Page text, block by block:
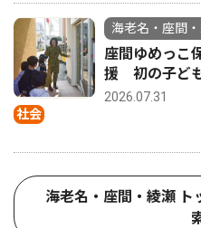
社会
海老名・座間
座間ゆめっこ
援 初の子ど
2026.07.31
海老名・座間・綾瀬 ト